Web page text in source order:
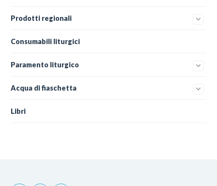
Prodotti regionali
Consumabili liturgici
Paramento liturgico
Acqua di fiaschetta
Libri